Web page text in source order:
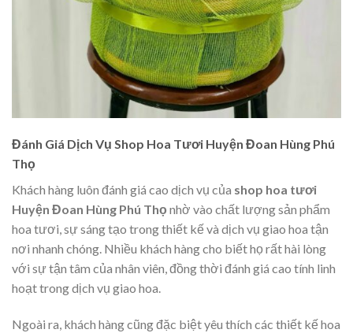
Đánh Giá Dịch Vụ Shop Hoa Tươi Huyện Đoan Hùng Phú
Thọ
Khách hàng luôn đánh giá cao dịch vụ của shop hoa tươi
Huyện Đoan Hùng Phú Thọ nhờ vào chất lượng sản phẩm
hoa tươi, sự sáng tạo trong thiết kế và dịch vụ giao hoa tận
nơi nhanh chóng. Nhiều khách hàng cho biết họ rất hài lòng
với sự tận tâm của nhân viên, đồng thời đánh giá cao tính linh
hoạt trong dịch vụ giao hoa.
Ngoài ra, khách hàng cũng đặc biệt yêu thích các thiết kế hoa